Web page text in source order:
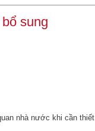
sung
nhà nước khi cần thiết